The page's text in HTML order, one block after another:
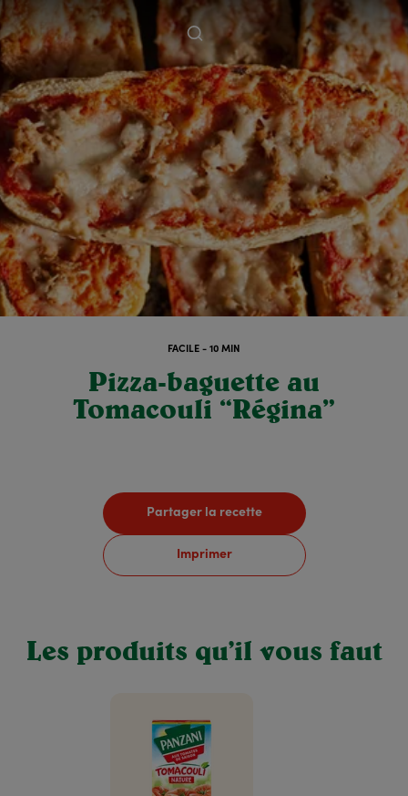
FACILE - 10 MIN
Pizza-baguette au
Tomacouli “Régina”
Partager la recette
Imprimer
Les produits qu’il vous faut